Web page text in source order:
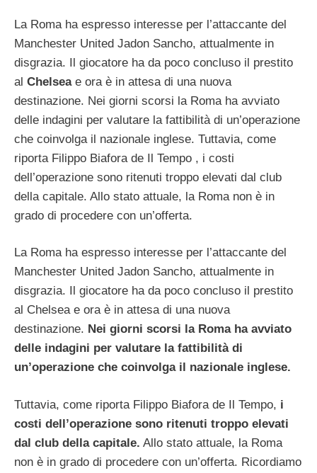
La Roma ha espresso interesse per l’attaccante del
Manchester United Jadon Sancho, attualmente in
disgrazia. Il giocatore ha da poco concluso il prestito
al Chelseae ora è in attesa di una nuova
destinazione. Nei giorni scorsi la Roma ha avviato
delle indagini per valutare la fattibilità di un’operazione
che coinvolga il nazionale inglese. Tuttavia, come
riporta Filippo Biafora de Il Tempo , i costi
dell’operazione sono ritenuti troppo elevati dal club
della capitale. Allo stato attuale, la Roma non è in
grado di procedere con un’offerta.
La Roma ha espresso interesse per l’attaccante del
Manchester United Jadon Sancho, attualmente in
disgrazia. Il giocatore ha da poco concluso il prestito
al Chelsea e ora è in attesa di una nuova
destinazione. Nei giorni scorsi la Roma ha avviato
delle indagini per valutare la fattibilità di
un’operazione che coinvolga il nazionale inglese.
Tuttavia, come riporta Filippo Biafora de Il Tempo, i
costi dell’operazione sono ritenuti troppo elevati
dal club della capitale. Allo stato attuale, la Roma
non è in grado di procedere con un’offerta. Ricordiamo